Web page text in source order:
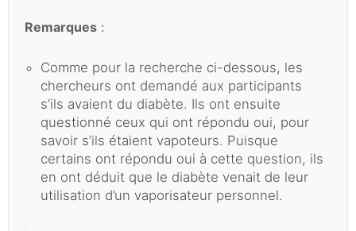
Remarques :
Comme pour la recherche ci-dessous, les
chercheurs ont demandé aux participants
s’ils avaient du diabète. Ils ont ensuite
questionné ceux qui ont répondu oui, pour
savoir s’ils étaient vapoteurs. Puisque
certains ont répondu oui à cette question, ils
en ont déduit que le diabète venait de leur
utilisation d’un vaporisateur personnel.